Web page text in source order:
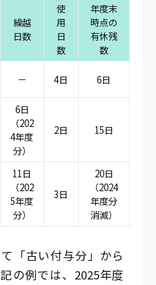
繰越
日数
使
用
日
数
年度末
時点の
有休残
数
－ 4日 6日
6日
（202
4年度
分）
2日 15日
11日
（202
5年度
分）
3日
20日
（2024
年度分
消滅）
「古い付与分」から
の例では、2025年度